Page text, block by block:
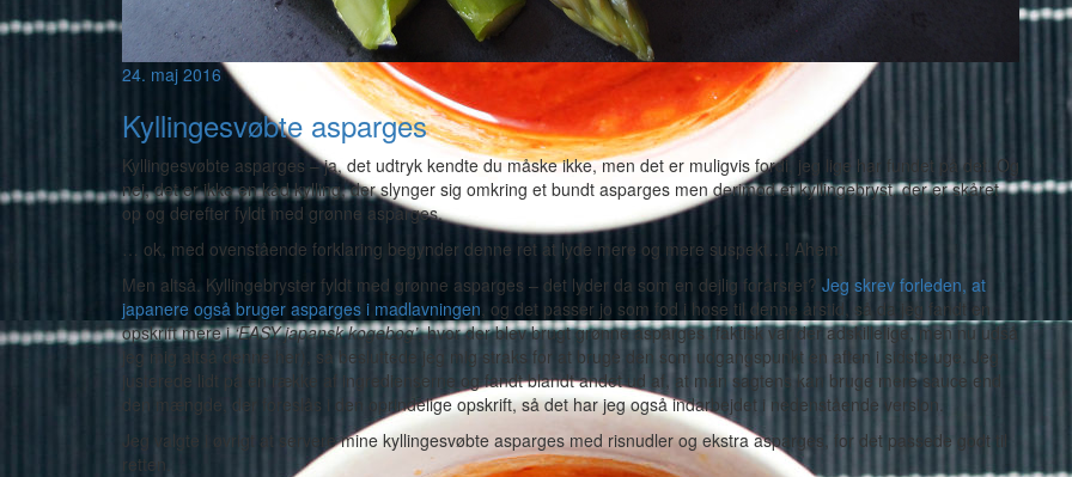
24. maj 2016
Kyllingesvøbte asparges
Kyllingesvøbte asparges – ja, det udtryk kendte du måske ikke, men det er muligvis fordi, jeg lige har fundet på det. Og
nej, det er ikke en kåd kylling, der slynger sig omkring et bundt asparges men derimod et kyllingebryst, der er skåret
op og derefter fyldt med grønne asparges.
… ok, med ovenstående forklaring begynder denne ret at lyde mere og mere suspekt…! Ahem.
Men altså. Kyllingebryster fyldt med grønne asparges – det lyder da som en dejlig forårsret? Jeg skrev forleden, at
japanere også bruger asparges i madlavningen , og det passer jo som fod i hose til denne årstid, så da jeg fandt en
opskrift mere i‘EASY japansk kogebog’, hvor der blev brugt grønne asparges (faktisk var der adskillelige, men nu udså
jeg mig altså denne her), så besluttede jeg mig straks for at bruge den som udgangspunkt en aften i sidste uge. Jeg
justerede lidt på en række af ingredienserne og fandt blandt andet ud af, at man sagtens kan bruge mere sauce end
den mængde, der foreslås i den oprindelige opskrift, så det har jeg også indarbejdet i nedenstående version.
Jeg valgte i øvrigt at servere mine kyllingesvøbte asparges med risnudler og ekstra asparges, for det passede godt til
retten.